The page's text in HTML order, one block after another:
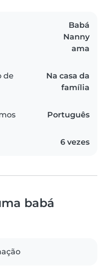
Babá
Nanny
ama
de
Na casa da
família
Português
6 vezes
babá